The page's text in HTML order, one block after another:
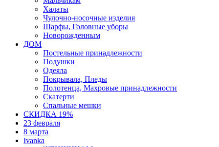
Халаты
Чулочно-носочные изделия
Шарфы, Головные уборы
Новорожденным
ДОМ
Постельные принадлежности
Подушки
Одеяла
Покрывала, Пледы
Полотенца, Махровые принадлежности
Скатерти
Спальные мешки
СКИДКА 19%
23 февраля
8 марта
Ivanka